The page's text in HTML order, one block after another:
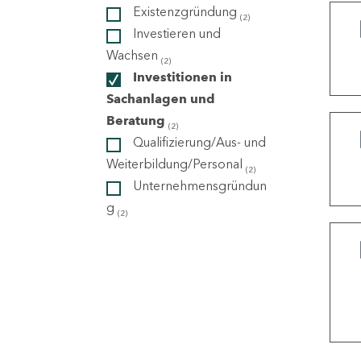
Existenzgründung (2)
Investieren und
Wachsen (2)
Investitionen in
Sachanlagen und
Beratung (2)
Qualifizierung/Aus- und
Weiterbildung/Personal (2)
Unternehmensgründun
g (2)